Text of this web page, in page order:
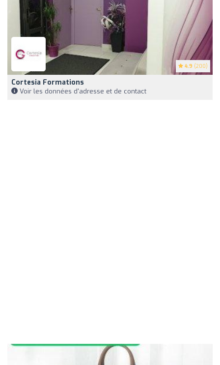
4.9 (200)
Cortesia Formations
Voir les données d'adresse et de contact